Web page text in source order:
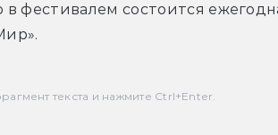
в фестивалем состоится
текста и нажмите Ctrl+Enter.